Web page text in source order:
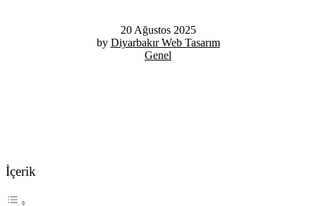
20 Ağustos 2025
by Diyarbakır Web Tasarım
Genel
İçerik